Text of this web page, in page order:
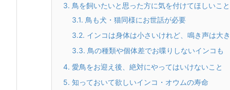
3. 鳥を飼いたいと思った方に気を付けてほしいこと
3.1. 鳥も犬・猫同様にお世話が必要
3.2. インコは身体は小さいけれど、鳴き声は大
3.3. 鳥の種類や個体差でお喋りしないインコも
4. 愛鳥をお迎え後、絶対にやってはいけないこと
5. 知っておいて欲しいインコ・オウムの寿命